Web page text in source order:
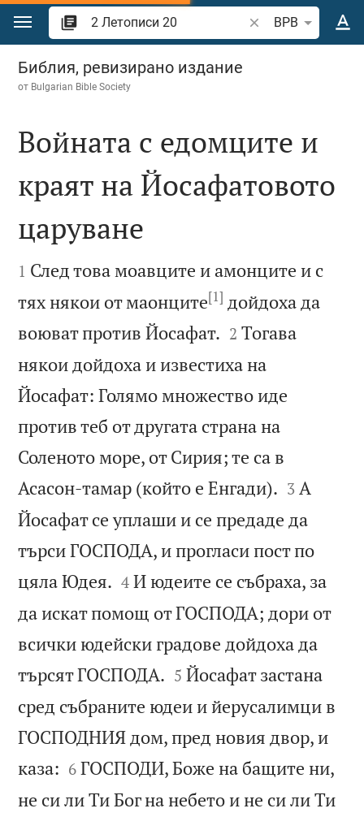
Преминете към съдържанието
Търсете стих или
BPB
2 Летописи 20
Библия, ревизирано издание
от Bulgarian Bible Society

Войната с едомците и
краят на Йосафатовото
царуване

1 След това моавците и амонците и с
тях някои от маонците[1] дойдоха да
воюват против Йосафат. 

2 Тогава
някои дойдоха и известиха на
Йосафат: Голямо множество иде
против теб от другата страна на
Соленото море, от Сирия; те са в
Асасон-тамар (който е Енгади). 

3 А
Йосафат се уплаши и се предаде да
търси ГОСПОДА, и прогласи пост по
цяла Юдея. 

4 И юдеите се събраха, за
да искат помощ от ГОСПОДА; дори от
всички юдейски градове дойдоха да
търсят ГОСПОДА. 

5 Йосафат застана
сред събраните юдеи и йерусалимци в
ГОСПОДНИЯ дом, пред новия двор, и
каза: 

6 ГОСПОДИ, Боже на бащите ни,
не си ли Ти Бог на небето и не си ли Ти